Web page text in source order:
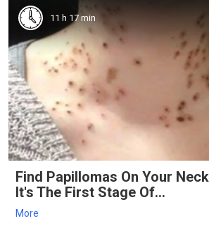
11 h 17 min
Find Papillomas On Your
It's The First Stage Of...
More